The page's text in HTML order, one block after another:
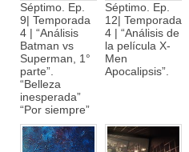
Séptimo. Ep.
9| Temporada
4 | “Análisis
Batman vs
Superman, 1°
parte”.
“Belleza
inesperada”
“Por siempre”
Séptimo. Ep.
12| Temporada
4 | “Análisis de
la película X-
Men
Apocalipsis”.